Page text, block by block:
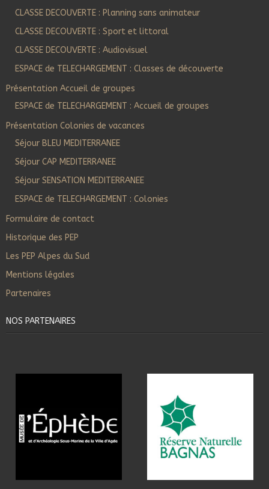
CLASSE DECOUVERTE : Planning sans animateur
CLASSE DECOUVERTE : Sport et littoral
CLASSE DECOUVERTE : Audiovisuel
ESPACE de TELECHARGEMENT : Classes de découverte
Présentation Accueil de groupes
ESPACE de TELECHARGEMENT : Accueil de groupes
Présentation Colonies de vacances
Séjour BLEU MEDITERRANEE
Séjour CAP MEDITERRANEE
Séjour SENSATION MEDITERRANEE
ESPACE de TELECHARGEMENT : Colonies
Formulaire de contact
Historique des PEP
Les PEP Alpes du Sud
Mentions légales
Partenaires
NOS PARTENAIRES